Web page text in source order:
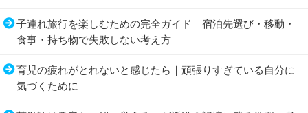
子連れ旅行を楽しむための完全ガイド｜宿泊先選び・移動・
食事・持ち物で失敗しない考え方
育児の疲れがとれないと感じたら｜頑張りすぎている自分に
気づくために